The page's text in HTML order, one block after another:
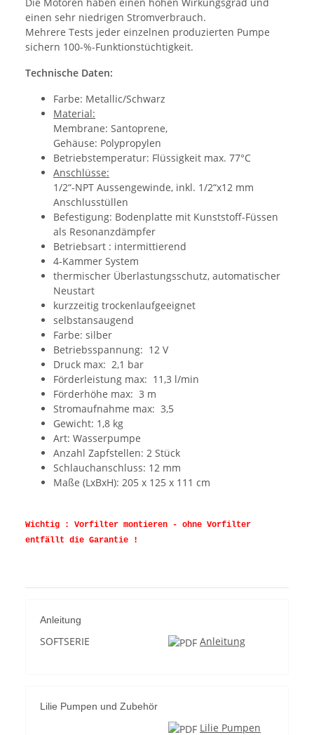
einen sehr niedrigen Stromverbrauch.
Mehrere Tests jeder einzelnen produzierten Pumpe
sichern 100-%-Funktionstüchtigkeit.
Technische Daten:
Farbe: Metallic/Schwarz
Material:
Membrane: Santoprene,
Gehäuse: Polypropylen
Betriebstemperatur: Flüssigkeit max. 77°C
Anschlüsse:
1/2“-NPT Aussengewinde, inkl. 1/2“x12 mm
Anschlusstüllen
Befestigung: Bodenplatte mit Kunststoff-Füssen
als Resonanzdämpfer
Betriebsart : intermittierend
4-Kammer System
thermischer Überlastungsschutz, automatischer
Neustart
kurzzeitig trockenlaufgeeignet
selbstansaugend
Farbe: silber
Betriebsspannung: 12 V
Druck max: 2,1 bar
Förderleistung max: 11,3 l/min
Förderhöhe max: 3 m
Stromaufnahme max: 3,5
Gewicht: 1,8 kg
Art: Wasserpumpe
Anzahl Zapfstellen: 2 Stück
Schlauchanschluss: 12 mm
Maße (LxBxH): 205 x 125 x 111 cm
Wichtig : Vorfilter montieren - ohne Vorfilter
entfällt die Garantie !
Anleitung
SOFTSERIE Anleitung
Lilie Pumpen und Zubehör
Lilie Pumpen